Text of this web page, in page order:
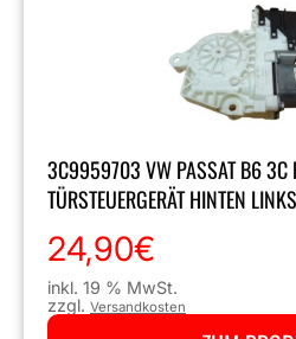
3C9959703 VW PASSAT B6 3C
TÜRSTEUERGERÄT HINTEN LINKS
24,90€
inkl. 19 % MwSt.
zzgl. Versandkosten